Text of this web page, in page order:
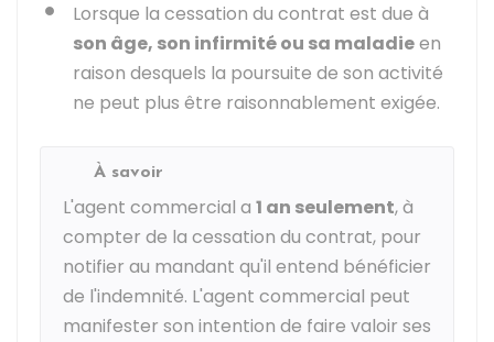
Lorsque la cessation du contrat est due à
son âge, son infirmité ou sa maladieen
raison desquels la poursuite de son activité
ne peut plus être raisonnablement exigée.
À savoir
L'agent commercial a 1 an seulement, à
compter de la cessation du contrat, pour
notifier au mandant qu'il entend bénéficier
de l'indemnité. L'agent commercial peut
manifester son intention de faire valoir ses